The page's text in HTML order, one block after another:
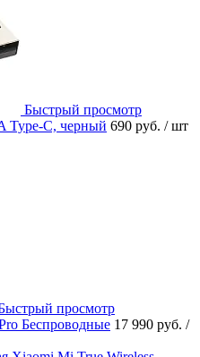
Быстрый просмотр
Type-C, черный 690 руб. / шт
просмотр
Беспроводные 17 990 руб. /